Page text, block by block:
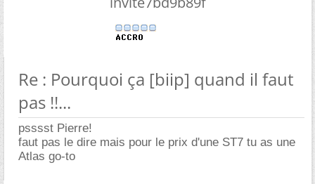
Re : Pourquoi ça [biip] quand il faut
pas !!...
psssst Pierre!
faut pas le dire mais pour le prix d'une ST7 tu as une
Atlas go-to